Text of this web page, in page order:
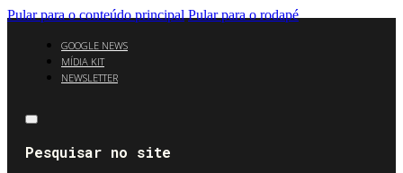
Pular para o conteúdo principal Pular para o rodapé
GOOGLE NEWS
MÍDIA KIT
NEWSLETTER
Pesquisar no site